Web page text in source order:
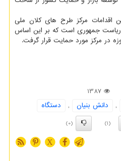
اقدامات مرکز طرح های کلان ملی
ریاست جمهوری است که بر این اساس
1387
, دانش بنیان ,
دستگاه
(1)
(0)
X